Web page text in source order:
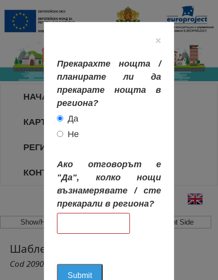
НАЧАЛО
КАРТА НА РЕГИОНИТЕ
РЕГИОНИ
КОНТАКТИ
Show/Hide Left Side Show/Hide Right Side
Шабленска Тузла, Шабла
Cod 2090
×
Прекарахте нощта /
планирате ли да
прекарате нощта в
региона?
Да
Не
Ако отговорът е
"Да", колко нощи
възнамерявате / сте
прекарали в региона?